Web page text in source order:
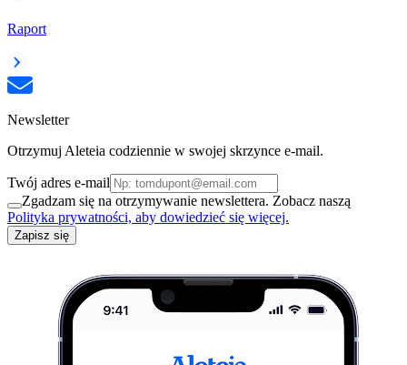
Raport
Newsletter
Otrzymuj Aleteia codziennie w swojej skrzynce e-mail.
Twój adres e-mail
Zgadzam się na otrzymywanie newslettera. Zobacz naszą
Polityka prywatności, aby dowiedzieć się więcej.
Zapisz się